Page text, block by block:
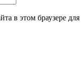
в этом браузере для